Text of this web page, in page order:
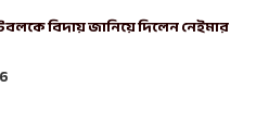
বিদায় জানিয়ে দিলেন নেইমার